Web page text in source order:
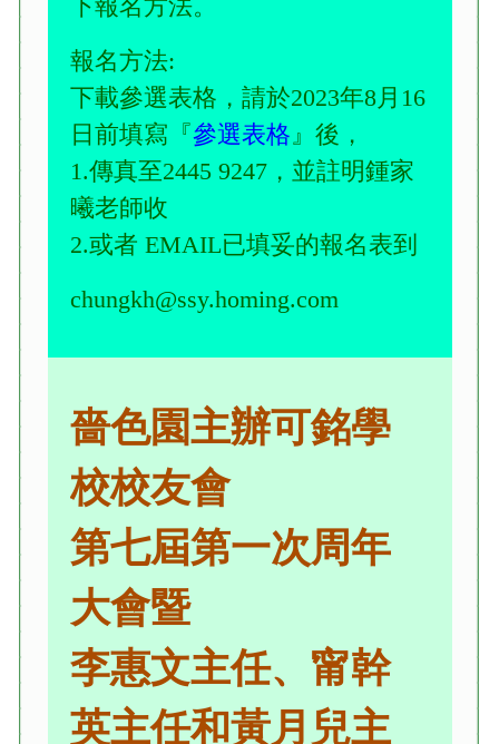
下報名方法。
報名方法:
下載參選表格，請於2023年8月 16
日前填寫『參選表格』後，
1.傳真至2445 9247 ，並註明鍾家
曦老師收
2.或者 EMAIL已填妥的報名表到
chungkh@ssy.homing.com
嗇色園主辦可銘學
校校友會
第七屆第一次周年
大會暨
李惠文主任、甯幹
英主任和黃月兒主